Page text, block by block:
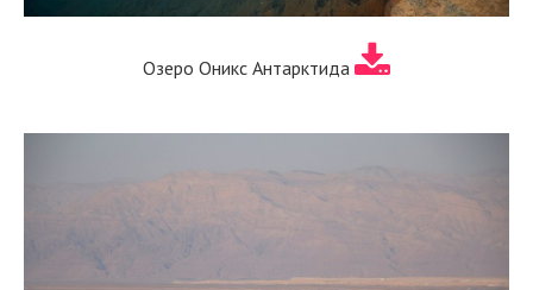
Озеро Оникс Антарктида